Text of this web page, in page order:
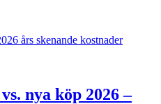
års skenande kostnader
nya köp 2026 –